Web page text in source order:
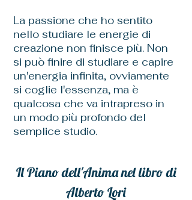
La passione che ho sentito
nello studiare le energie di
creazione non finisce più. Non
si può finire di studiare e capire
un'energia infinita, ovviamente
si coglie l'essenza, ma è
qualcosa che va intrapreso in
un modo più profondo del
semplice studio.
Il Piano dell'Anima nel libro di
Alberto Lori